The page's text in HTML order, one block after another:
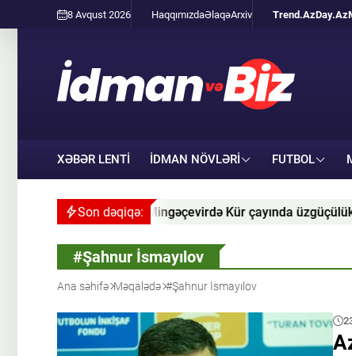
8 Avqust 2026 HaqqımızdaƏlaqəArxiv Trend.AzDay.Az
XƏBƏR LENTİ İDMAN NÖVLƏRI FUTBOL
Son dəqiqə:
79 yaşlıya: Mingəçevirdə Kür çayında üzgüçülük yarışı
#Şahnur İsmayılov
Ana səhifə Məqalədə #Şahnur İsmayılov